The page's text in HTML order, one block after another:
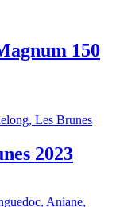
150
2023